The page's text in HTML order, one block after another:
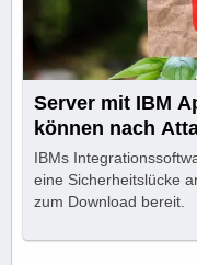
Server mit IBM
können nach
IBMs
eine Sicherheitslücke
zum Download bereit.